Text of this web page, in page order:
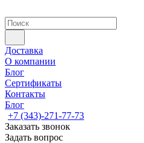
Доставка
О компании
Блог
Сертификаты
Контакты
Блог
+7 (343)-271-77-73
Заказать звонок
Задать вопрос